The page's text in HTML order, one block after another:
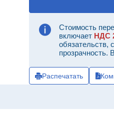
Стоимость
включает НДС
обязательств,
прозрачность.
Распечатать